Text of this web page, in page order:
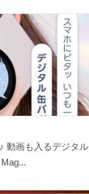
動画も入るデジタル